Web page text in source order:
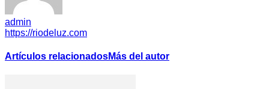
admin
https://riodeluz.com
Artículos relacionadosMás del autor